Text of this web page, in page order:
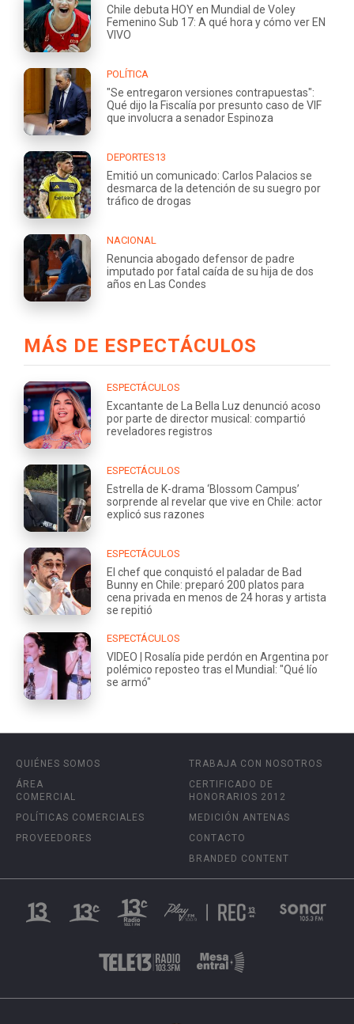
Chile debuta HOY en Mundial de Voley
Femenino Sub 17: A qué hora y cómo ver EN
VIVO
POLÍTICA
"Se entregaron versiones contrapuestas":
Qué dijo la Fiscalía por presunto caso de VIF
que involucra a senador Espinoza
DEPORTES13
Emitió un comunicado: Carlos Palacios se
desmarca de la detención de su suegro por
tráfico de drogas
NACIONAL
Renuncia abogado defensor de padre
imputado por fatal caída de su hija de dos
años en Las Condes
MÁS DE ESPECTÁCULOS
ESPECTÁCULOS
Excantante de La Bella Luz denunció acoso
por parte de director musical: compartió
reveladores registros
ESPECTÁCULOS
Estrella de K-drama ‘Blossom Campus’
sorprende al revelar que vive en Chile: actor
explicó sus razones
ESPECTÁCULOS
El chef que conquistó el paladar de Bad
Bunny en Chile: preparó 200 platos para
cena privada en menos de 24 horas y artista
se repitió
ESPECTÁCULOS
VIDEO | Rosalía pide perdón en Argentina por
polémico reposteo tras el Mundial: "Qué lío
se armó"
QUIÉNES SOMOS
ÁREA
COMERCIAL
POLÍTICAS COMERCIALES
PROVEEDORES
TRABAJA CON NOSOTROS
CERTIFICADO DE
HONORARIOS 2012
MEDICIÓN ANTENAS
CONTACTO
BRANDED CONTENT